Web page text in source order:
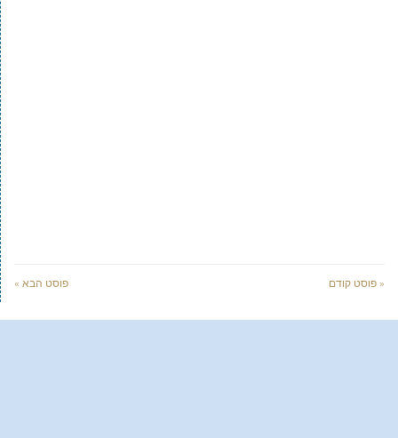
« פוסט קודם פוסט הבא »